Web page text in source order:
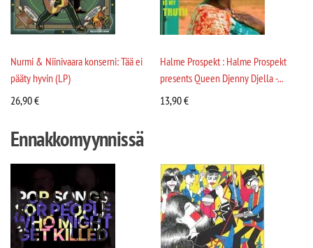
Nurmi & Niinivaara konserni: Tää ei
pääty hyvin (LP)
26,90€
Halme Prospekt : Halme Prospekt
presents Queen Djenny Djella -...
13,90€
Ennakkomyynnissä